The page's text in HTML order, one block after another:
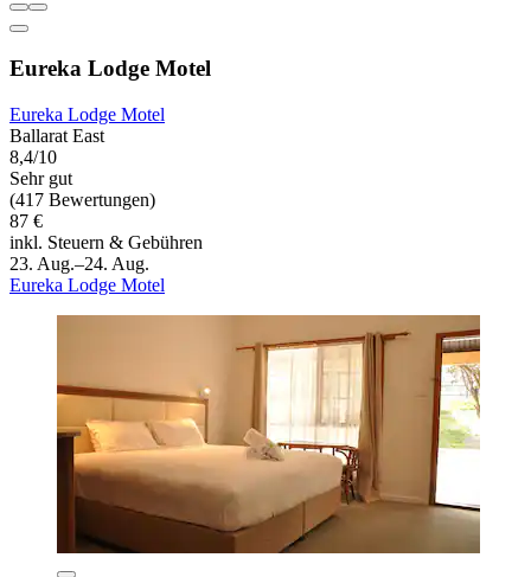
Eureka Lodge Motel
Eureka Lodge Motel
Ballarat East
8,4/10
Sehr gut
(417 Bewertungen)
87 €
inkl. Steuern & Gebühren
23. Aug.–24. Aug.
Eureka Lodge Motel